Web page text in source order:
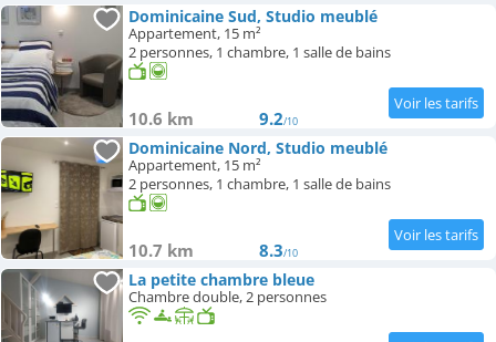
Dominicaine Sud, Studio meublé
Appartement, 15 m²
2 personnes, 1 chambre, 1 salle de bains
10.6 km 9.2/10
Dominicaine Nord, Studio meublé
Appartement, 15 m²
2 personnes, 1 chambre, 1 salle de bains
10.7 km 8.3/10
La petite chambre bleue
Chambre double, 2 personnes